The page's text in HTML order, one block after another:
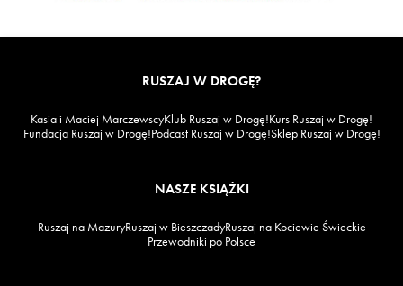
RUSZAJ W DROGĘ?
Kasia i Maciej MarczewscyKlub Ruszaj w Drogę!Kurs Ruszaj w Drogę!
Fundacja Ruszaj w Drogę!Podcast Ruszaj w Drogę!Sklep Ruszaj w Drogę!
NASZE KSIĄŻKI
Ruszaj na MazuryRuszaj w BieszczadyRuszaj na Kociewie Świeckie
Przewodniki po Polsce